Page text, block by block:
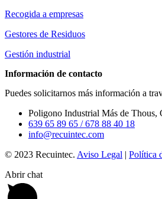
Recogida a empresas
Gestores de Residuos
Gestión industrial
Información de contacto
Puedes solicitarnos más información a
Poligono Industrial Más de Thous,
639 65 89 65 / 678 88 40 18
info@recuintec.com
© 2023 Recuintec. Aviso Legal | Política
Abrir chat